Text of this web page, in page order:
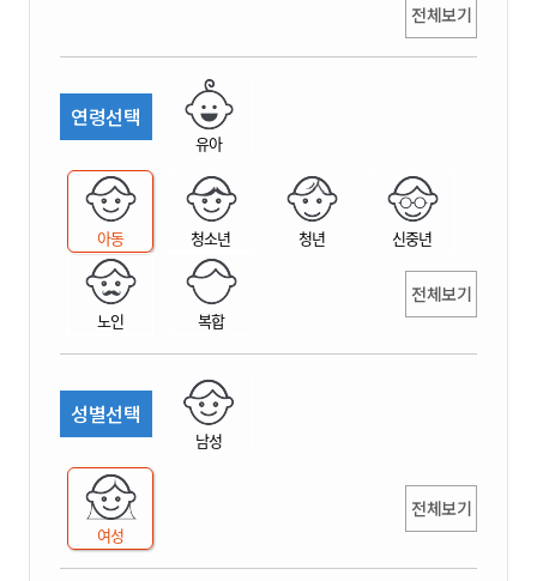
전체보기
연령선택
유아
아동 청소년 청년 신중년
노인 복합
전체보기
성별선택
남성
여성
전체보기